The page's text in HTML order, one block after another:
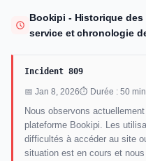
Bookipi - Historique des
service et chronologie
Incident 809
📅 Jan 8, 2026⏱ Durée : 50
Nous observons
plateforme Bookipi. Les
difficultés à accéder au site
situation est en cours et